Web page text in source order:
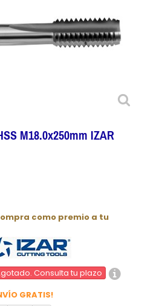
M18.0x250mm IZAR
como premio a tu
Consulta tu plazo
GRATIS!